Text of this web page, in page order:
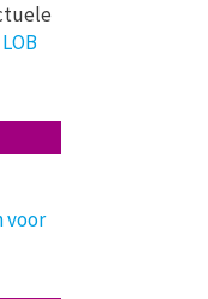
LOB
voor